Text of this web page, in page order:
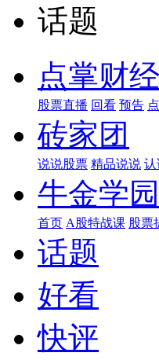
话题
点掌财经
股票直播 回看 预告
砖家团
说说股票 精品说说 认
牛金学园
首页 A股特战课 股票
话题
好看
快评